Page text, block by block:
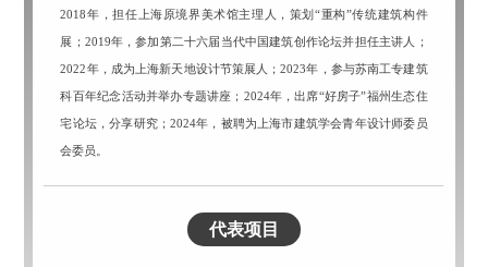
2018年，担任上海原境界美术馆主理人，策划“重构”传统建筑构件
展； 2019年，参加第二十六届当代中国建筑创作论坛并担任主讲人；
2022年，成为上海新天地设计节策展人；2023年，参与苏南工专建筑
科百年纪念活动并举办专题讲座； 2024年，出席“好房子”福州生态住
宅论坛，分享研究； 2024年，被聘为上海市建筑学会青年设计师委员
会委员。
代表项目